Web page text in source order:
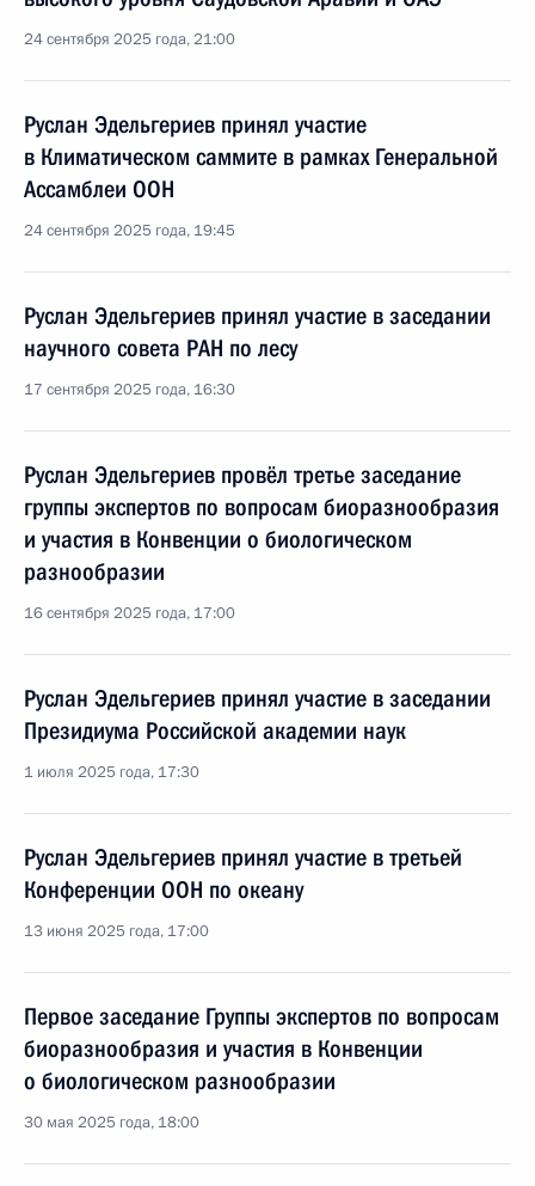
24 сентября 2025 года, 21:00
Руслан Эдельгериев принял участие
в Климатическом саммите в рамках Генеральной
Ассамблеи ООН
24 сентября 2025 года, 19:45
Руслан Эдельгериев принял участие в заседании
научного совета РАН по лесу
17 сентября 2025 года, 16:30
Руслан Эдельгериев провёл третье заседание
группы экспертов по вопросам биоразнообразия
и участия в Конвенции о биологическом
разнообразии
16 сентября 2025 года, 17:00
Руслан Эдельгериев принял участие в заседании
Президиума Российской академии наук
1 июля 2025 года, 17:30
Руслан Эдельгериев принял участие в третьей
Конференции ООН по океану
13 июня 2025 года, 17:00
Первое заседание Группы экспертов по вопросам
биоразнообразия и участия в Конвенции
о биологическом разнообразии
30 мая 2025 года, 18:00